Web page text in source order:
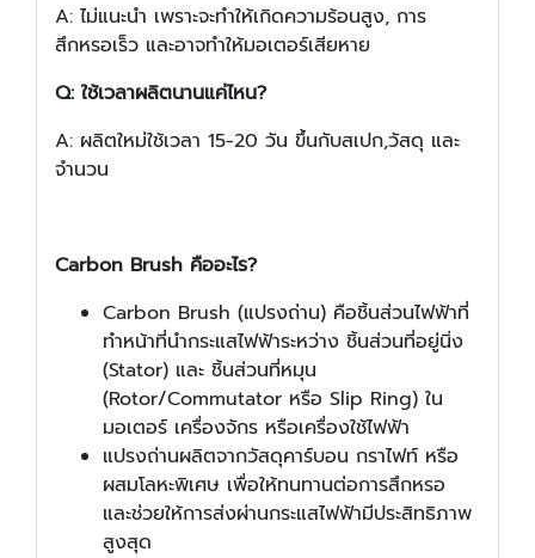
A: ไม่แนะนำ เพราะจะทำให้เกิดความร้อนสูง, การ
สึกหรอเร็ว และอาจทำให้มอเตอร์เสียหาย
Q: ใช้เวลาผลิตนานแค่ไหน?
A: ผลิตใหม่ใช้เวลา 15-20 วัน ขึ้นกับสเปก,วัสดุ และ
จำนวน
Carbon Brush คืออะไร?
Carbon Brush (แปรงถ่าน) คือชิ้นส่วนไฟฟ้าที่
ทำหน้าที่นำกระแสไฟฟ้าระหว่าง ชิ้นส่วนที่อยู่นิ่ง
(Stator) และ ชิ้นส่วนที่หมุน
(Rotor/Commutator หรือ Slip Ring) ใน
มอเตอร์ เครื่องจักร หรือเครื่องใช้ไฟฟ้า
แปรงถ่านผลิตจากวัสดุคาร์บอน กราไฟท์ หรือ
ผสมโลหะพิเศษ เพื่อให้ทนทานต่อการสึกหรอ
และช่วยให้การส่งผ่านกระแสไฟฟ้ามีประสิทธิภาพ
สูงสุด